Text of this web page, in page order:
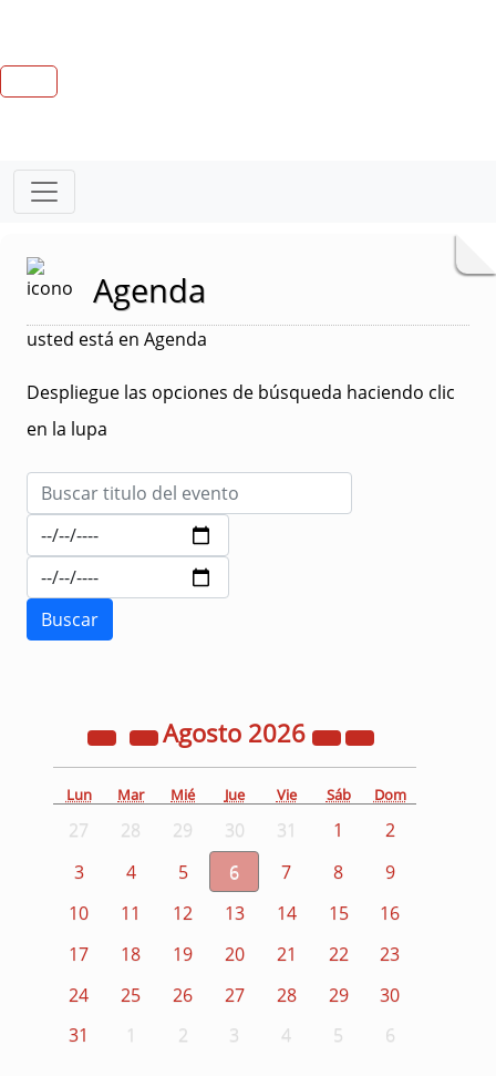
Agenda
usted está en Agenda
Despliegue las opciones de búsqueda haciendo clic
en la lupa
Agosto 2026
Lun Mar Mié Jue Vie Sáb Dom
27 28 29 30 31 1
2
3
4 5 6 7 8
9
10
11 12 13 14 15
16
17
18 19 20 21 22
23
24
25 26 27 28 29
30
31
1 2 3 4 5 6